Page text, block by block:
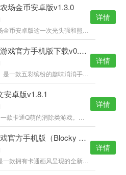
场金币安卓版v1.3.0
详情
农场超级传奇游戏官方手机版下载v0.56.7
详情
安卓版v1.8.1
详情
斑驳的农场游戏官方手机版（Blocky Farm）v1.0.39
详情